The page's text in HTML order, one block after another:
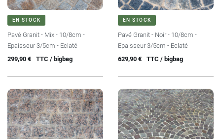
EN STOCK
Pavé Granit - Mix - 10/8cm -
Epaisseur 3/5cm - Eclaté
Prix
299,90 € TTC / bigbag
EN STOCK
Pavé Granit - Noir - 10/8cm -
Epaisseur 3/5cm - Eclaté
Prix
629,90 € TTC / bigbag